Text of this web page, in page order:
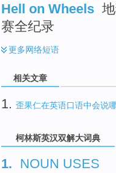
Hell on Wheels
赛全纪录
更多网络短语
相关文章
1. 歪果仁在英语口语中会说
柯林斯英汉双解大词典
1. NOUN USES